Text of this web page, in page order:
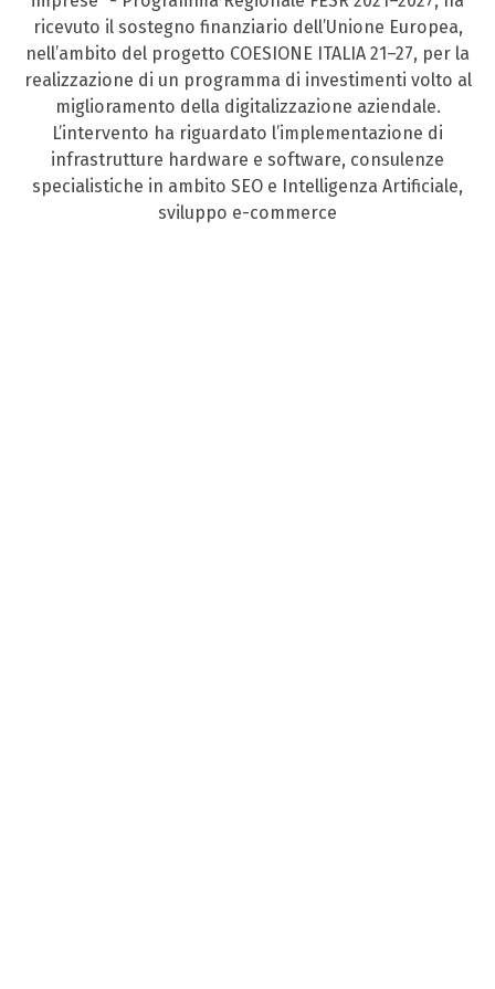
ricevuto il sostegno finanziario dell’Unione Europea,
nell’ambito del progetto COESIONE ITALIA 21–27, per la
realizzazione di un programma di investimenti volto al
miglioramento della digitalizzazione aziendale.
L’intervento ha riguardato l’implementazione di
infrastrutture hardware e software, consulenze
specialistiche in ambito SEO e Intelligenza Artificiale,
sviluppo e-commerce